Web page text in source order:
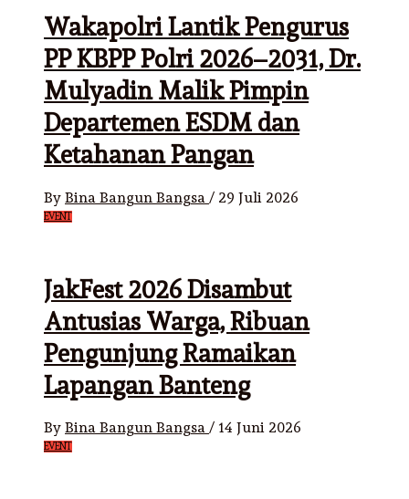
Wakapolri Lantik Pengurus
PP KBPP Polri 2026–2031, Dr.
Mulyadin Malik Pimpin
Departemen ESDM dan
Ketahanan Pangan
By Bina Bangun Bangsa / 29 Juli 2026
EVENT
JakFest 2026 Disambut
Antusias Warga, Ribuan
Pengunjung Ramaikan
Lapangan Banteng
By Bina Bangun Bangsa / 14 Juni 2026
EVENT